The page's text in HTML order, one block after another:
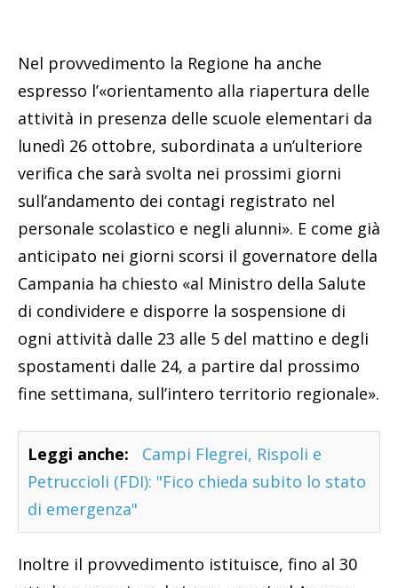
Nel provvedimento la Regione ha anche
espresso l’«orientamento alla riapertura delle
attività in presenza delle scuole elementari da
lunedì 26 ottobre, subordinata a un’ulteriore
verifica che sarà svolta nei prossimi giorni
sull’andamento dei contagi registrato nel
personale scolastico e negli alunni». E come già
anticipato nei giorni scorsi il governatore della
Campania ha chiesto «al Ministro della Salute
di condividere e disporre la sospensione di
ogni attività dalle 23 alle 5 del mattino e degli
spostamenti dalle 24, a partire dal prossimo
fine settimana, sull’intero territorio regionale».
Leggi anche:
Campi Flegrei, Rispoli e
Petruccioli (FDI): "Fico chieda subito lo stato
di emergenza"
Inoltre il provvedimento istituisce, fino al 30